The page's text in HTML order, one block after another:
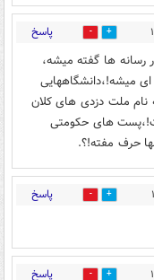
0 پاسخ
رسانه ها گفته میشه،
میشه!،دانشگاههایی
ملت دزدی های کلان
های حکومتی
حرف مفته!؟.
0 پاسخ
2 پاسخ